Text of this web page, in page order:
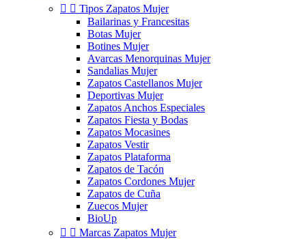
  Tipos Zapatos Mujer
Bailarinas y Francesitas
Botas Mujer
Botines Mujer
Avarcas Menorquinas Mujer
Sandalias Mujer
Zapatos Castellanos Mujer
Deportivas Mujer
Zapatos Anchos Especiales
Zapatos Fiesta y Bodas
Zapatos Mocasines
Zapatos Vestir
Zapatos Plataforma
Zapatos de Tacón
Zapatos Cordones Mujer
Zapatos de Cuña
Zuecos Mujer
BioUp
  Marcas Zapatos Mujer